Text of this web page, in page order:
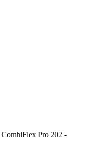
CombiFlex Pro 202 -